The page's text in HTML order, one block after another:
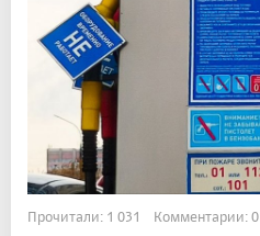
Прочитали: 1 031 Комментарии: 0